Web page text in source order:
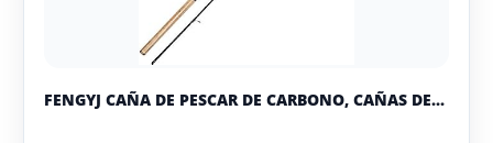
FENGYJ CAÑA DE PESCAR DE CARBONO, CAÑAS DE...